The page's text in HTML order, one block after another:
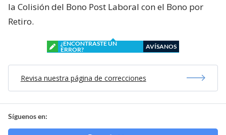
la Colisión del Bono Post Laboral con el Bono por
Retiro.
¿ENCONTRASTE UN
ERROR?
AVÍSANOS
Revisa nuestra página de correcciones
Síguenos en: